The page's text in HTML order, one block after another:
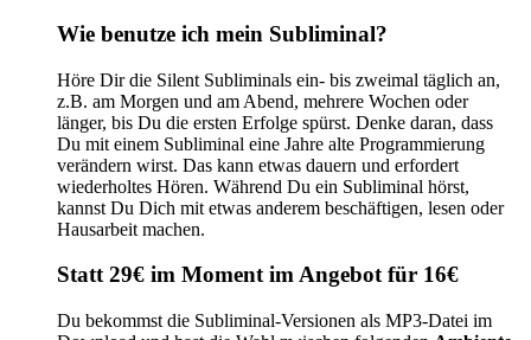
Wie benutze ich mein Subliminal?
Höre Dir die Silent Subliminals ein- bis zweimal täglich an,
z.B. am Morgen und am Abend, mehrere Wochen oder
länger, bis Du die ersten Erfolge spürst. Denke daran, dass
Du mit einem Subliminal eine Jahre alte Programmierung
verändern wirst. Das kann etwas dauern und erfordert
wiederholtes Hören. Während Du ein Subliminal hörst,
kannst Du Dich mit etwas anderem beschäftigen, lesen oder
Hausarbeit machen.
Statt 29€ im Moment im Angebot für 16€
Du bekommst die Subliminal-Versionen als MP3-Datei im